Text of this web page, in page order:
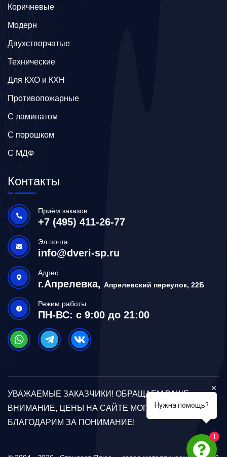
Коричневые
Модерн
Двухстворчатые
Технические
Для КХО и КХН
Противопожарные
С ламинатом
С порошком
С МДФ
Контакты
Приём заказов
+7 (495) 411-26-77
Эл.почта
info@dveri-sp.ru
Адрес
г.Апрелевка, Апрелевский переулок, 22Б
Режим работы
ПН-ВС: с 9:00 до 21:00
УВАЖАЕМЫЕ ЗАКАЗЧИКИ! ОБРАЩАЕМ ВАШЕ
ВНИМАНИЕ, ЦЕНЫ НА САЙТЕ МОГУТ ОТЛИЧАТЬСЯ.
БЛАГОДАРИМ ЗА ПОНИМАНИЕ!
Нужна помощь?
1